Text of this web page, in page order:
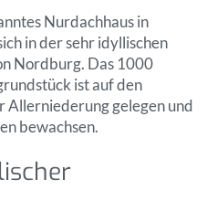
Nurdachhaus in
in der sehr idyllischen
Nordburg. Das 1000
ist auf den
Allerniederung gelegen und
bewachsen.